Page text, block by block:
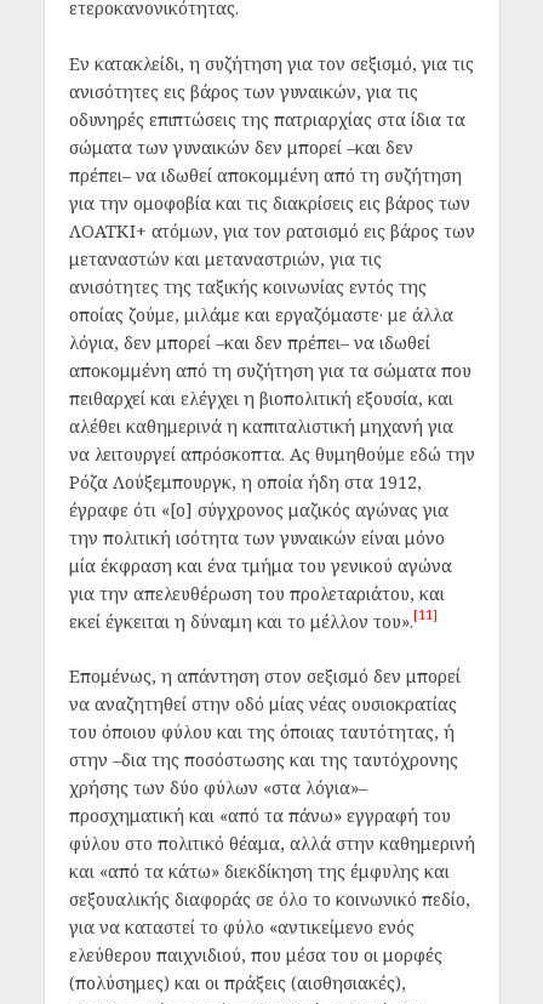
ετεροκανονικότητας.
Εν κατακλείδι, η συζήτηση για τον σεξισμό, για τις
ανισότητες εις βάρος των γυναικών, για τις
οδυνηρές επιπτώσεις της πατριαρχίας στα ίδια τα
σώματα των γυναικών δεν μπορεί –και δεν
πρέπει– να ιδωθεί αποκομμένη από τη συζήτηση
για την ομοφοβία και τις διακρίσεις εις βάρος των
ΛΟΑΤΚΙ+ ατόμων, για τον ρατσισμό εις βάρος των
μεταναστών και μεταναστριών, για τις
ανισότητες της ταξικής κοινωνίας εντός της
οποίας ζούμε, μιλάμε και εργαζόμαστε· με άλλα
λόγια, δεν μπορεί –και δεν πρέπει– να ιδωθεί
αποκομμένη από τη συζήτηση για τα σώματα που
πειθαρχεί και ελέγχει η βιοπολιτική εξουσία, και
αλέθει καθημερινά η καπιταλιστική μηχανή για
να λειτουργεί απρόσκοπτα. Ας θυμηθούμε εδώ την
Ρόζα Λούξεμπουργκ, η οποία ήδη στα 1912,
έγραφε ότι «[ο] σύγχρονος μαζικός αγώνας για
την πολιτική ισότητα των γυναικών είναι μόνο
μία έκφραση και ένα τμήμα του γενικού αγώνα
για την απελευθέρωση του προλεταριάτου, και
εκεί έγκειται η δύναμη και το μέλλον του».[11]
Επομένως, η απάντηση στον σεξισμό δεν μπορεί
να αναζητηθεί στην οδό μίας νέας ουσιοκρατίας
του όποιου φύλου και της όποιας ταυτότητας, ή
στην –δια της ποσόστωσης και της ταυτόχρονης
χρήσης των δύο φύλων «στα λόγια»–
προσχηματική και «από τα πάνω» εγγραφή του
φύλου στο πολιτικό θέαμα, αλλά στην καθημερινή
και «από τα κάτω» διεκδίκηση της έμφυλης και
σεξουαλικής διαφοράς σε όλο το κοινωνικό πεδίο,
για να καταστεί το φύλο «αντικείμενο ενός
ελεύθερου παιχνιδιού, που μέσα του οι μορφές
(πολύσημες) και οι πράξεις (αισθησιακές),